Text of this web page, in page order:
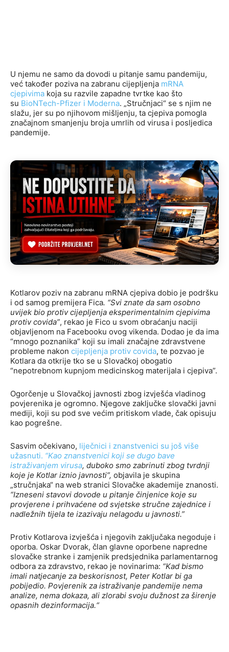
U njemu ne samo da dovodi u pitanje samu pandemiju,
već također poziva na zabranu cijepljenja mRNA
cjepivima koja su razvile zapadne tvrtke kao što
su BioNTech-Pfizer i Moderna. „Stručnjaci“ se s njim ne
slažu, jer su po njihovom mišljenju, ta cjepiva pomogla
značajnom smanjenju broja umrlih od virusa i posljedica
pandemije.
Kotlarov poziv na zabranu mRNA cjepiva dobio je podršku
i od samog premijera Fica. “Svi znate da sam osobno
uvijek bio protiv cijepljenja eksperimentalnim cjepivima
protiv covida”, rekao je Fico u svom obraćanju naciji
objavljenom na Facebooku ovog vikenda. Dodao je da ima
“mnogo poznanika” koji su imali značajne zdravstvene
probleme nakon cijepljenja protiv covida, te pozvao je
Kotlara da otkrije tko se u Slovačkoj obogatio
“nepotrebnom kupnjom medicinskog materijala i cjepiva”.
Ogorčenje u Slovačkoj javnosti zbog izvješća vladinog
povjerenika je ogromno. Njegove zaključke slovački javni
mediji, koji su pod sve većim pritiskom vlade, čak opisuju
kao pogrešne.
Sasvim očekivano, liječnici i znanstvenici su još više
užasnuti. “Kao znanstvenici koji se dugo bave
istraživanjem virusa, duboko smo zabrinuti zbog tvrdnji
koje je Kotlar iznio javnosti”, objavila je skupina
„stručnjaka“ na web stranici Slovačke akademije znanosti.
“Izneseni stavovi dovode u pitanje činjenice koje su
provjerene i prihvaćene od svjetske stručne zajednice i
nadležnih tijela te izazivaju nelagodu u javnosti.”
Protiv Kotlarova izvješća i njegovih zaključaka negoduje i
oporba. Oskar Dvorak, član glavne oporbene napredne
slovačke stranke i zamjenik predsjednika parlamentarnog
odbora za zdravstvo, rekao je novinarima: “Kad bismo
imali natjecanje za beskorisnost, Peter Kotlar bi ga
pobijedio. Povjerenik za istraživanje pandemije nema
analize, nema dokaza, ali zlorabi svoju dužnost za širenje
opasnih dezinformacija.“